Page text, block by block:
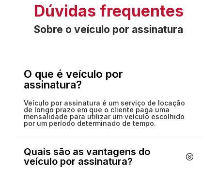
Dúvidas frequentes
Sobre o veículo por assinatura
O que é veículo por
assinatura?
Veículo por assinatura é um serviço de locação
de longo prazo em que o cliente paga uma
mensalidade para utilizar um veículo escolhido
por um período determinado de tempo.
Quais são as vantagens do
veículo por assinatura?